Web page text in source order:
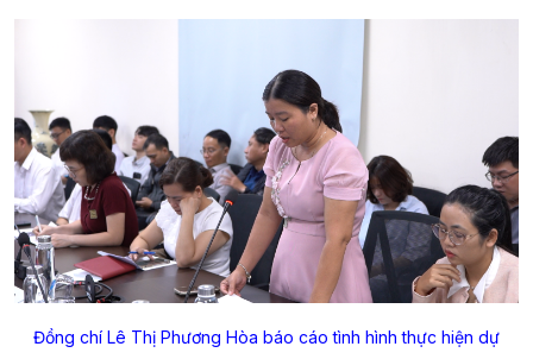
Đồng chí Lê Thị Phương Hòa báo cáo tình hình thực hiện dự